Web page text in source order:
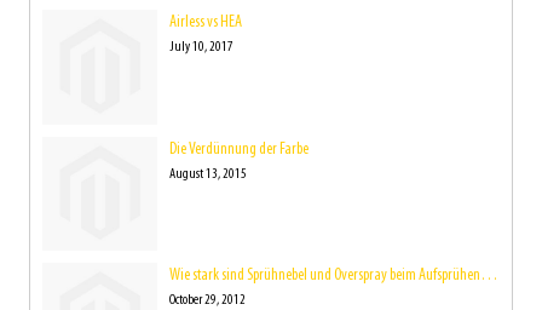
Airless vs HEA
July 10, 2017
Die Verdünnung der Farbe
August 13, 2015
Wie stark sind Sprühnebel und Overspray beim Aufsprühen der Farbe eigentlich?
October 29, 2012